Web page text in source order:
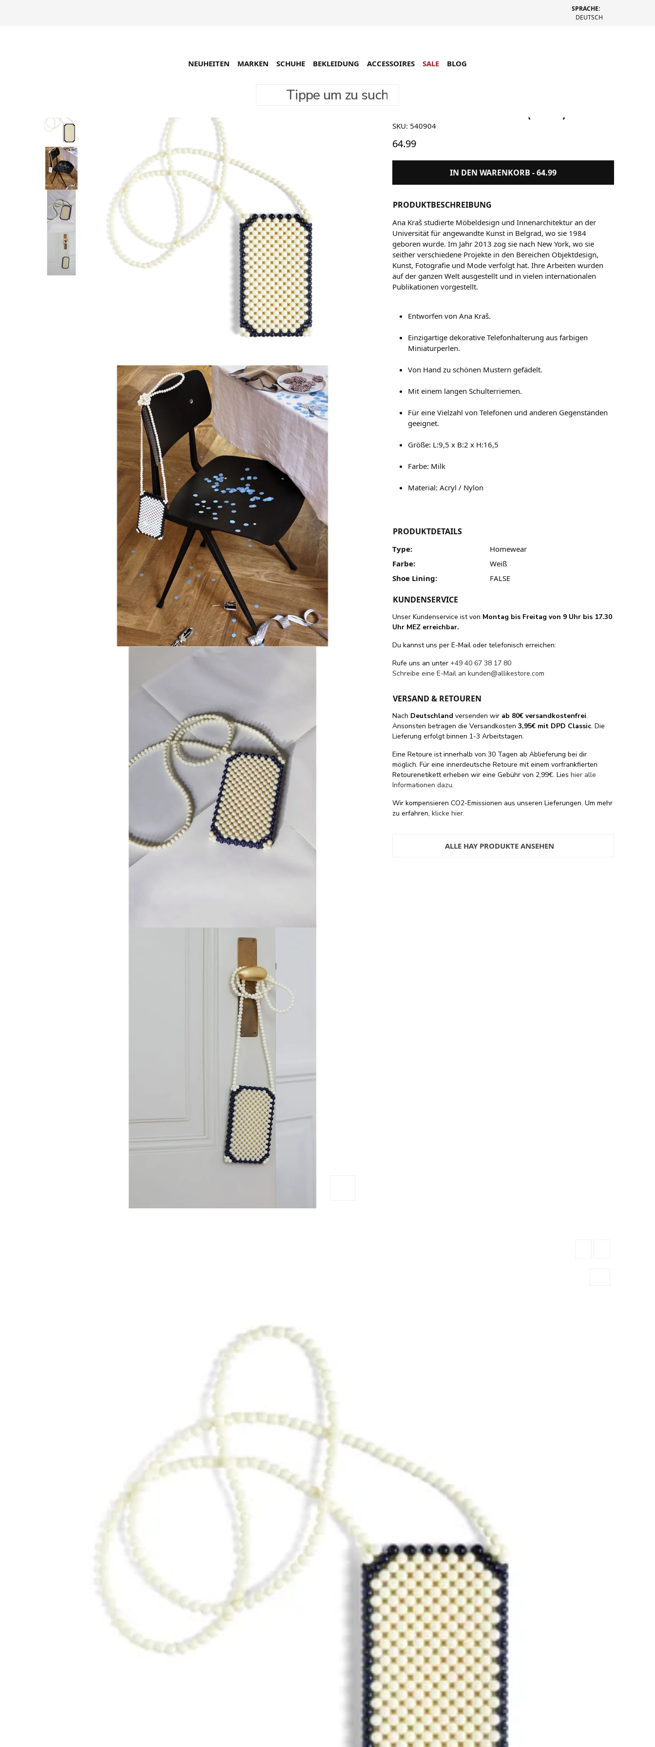
SPRACHE:
DEUTSCH
Tippe um zu suchen
NEUHEITEN MARKEN SCHUHE BEKLEIDUNG ACCESSOIRES SALE BLOG
HAY Perla Phone Holder (Weiss)
SKU: 540904
64.99
IN DEN WARENKORB -64.99
PRODUKTBESCHREIBUNG
Ana Kraš studierte Möbeldesign und Innenarchitektur an der
Universität für angewandte Kunst in Belgrad, wo sie 1984
geboren wurde. Im Jahr 2013 zog sie nach New York, wo sie
seither verschiedene Projekte in den Bereichen Objektdesign,
Kunst, Fotografie und Mode verfolgt hat. Ihre Arbeiten wurden
auf der ganzen Welt ausgestellt und in vielen internationalen
Publikationen vorgestellt.
Entworfen von Ana Kraš.
Einzigartige dekorative Telefonhalterung aus farbigen
Miniaturperlen.
Von Hand zu schönen Mustern gefädelt.
Mit einem langen Schulterriemen.
Für eine Vielzahl von Telefonen und anderen Gegenständen
geeignet.
Größe: L:9,5 x B:2 x H:16,5
Farbe: Milk
Material: Acryl / Nylon
PRODUKTDETAILS
Type:
Homewear
Farbe:
Weiß
Shoe Lining:
FALSE
KUNDENSERVICE
Unser Kundenservice ist von Montag bis Freitag von 9 Uhr bis 17.30
Uhr MEZ erreichbar.
Du kannst uns per E-Mail oder telefonisch erreichen:
Rufe uns an unter+49 40 67 38 17 80
Schreibe eine E-Mail ankunden@allikestore.com
VERSAND & RETOUREN
Nach Deutschland versenden wir ab 80€ versandkostenfrei.
Ansonsten betragen die Versandkosten3,95€ mit DPD Classic. Die
Lieferung erfolgt binnen 1-3 Arbeitstagen.
Eine Retoure ist innerhalb von 30 Tagen ab Ablieferung bei dir
möglich. Für eine innerdeutsche Retoure mit einem vorfrankfierten
Retourenetikett erheben wir eine Gebühr von 2,99€. Lieshier alle
Informationen dazu.
Wir kompensieren CO2-Emissionen aus unseren Lieferungen. Um mehr
zu erfahren,klicke hier.
ALLE HAY PRODUKTE ANSEHEN